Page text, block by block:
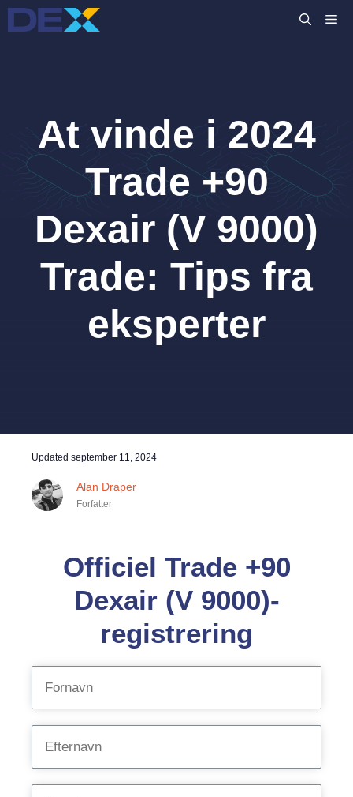
Hop
til
At vinde i 2024
Trade +90
Dexair (V 9000)
Trade: Tips fra
eksperter
Updated september 11, 2024
Alan Draper
Forfatter
Officiel Trade +90
Dexair (V 9000)-
registrering